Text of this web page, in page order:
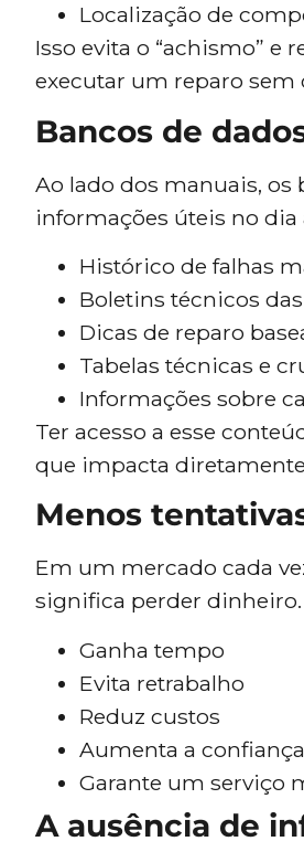
Localização de
Isso evita o “achismo”
executar um reparo sem
Bancos de
Ao lado dos manuais,
informações úteis no dia
Histórico de falhas
Boletins técnicos
Dicas de reparo
Tabelas técnicas e
Informações sobre
Ter acesso a esse
que impacta
Menos
Em um mercado cada
significa perder
Ganha tempo
Evita retrabalho
Reduz custos
Aumenta a
Garante um serviço
A ausência de